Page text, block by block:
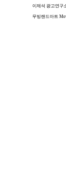
이제석 광고연구
무빙랜드아트